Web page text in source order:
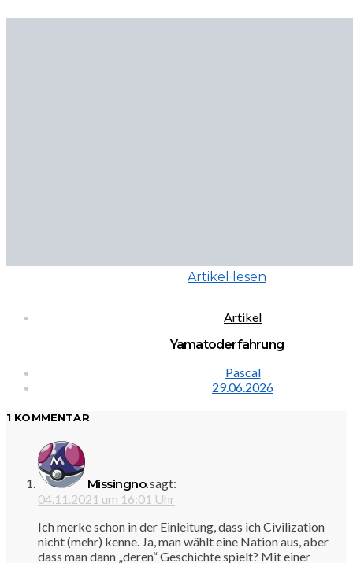
Artikel lesen
Artikel
Yamatoderfahrung
Pascal
29.06.2026
1 KOMMENTAR
Missingno.sagt:
04.11.2021 um 16:01 Uhr
Ich merke schon in der Einleitung, dass ich Civilization
nicht (mehr) kenne. Ja, man wählt eine Nation aus, aber
dass man dann „deren“ Geschichte spielt? Mit einer